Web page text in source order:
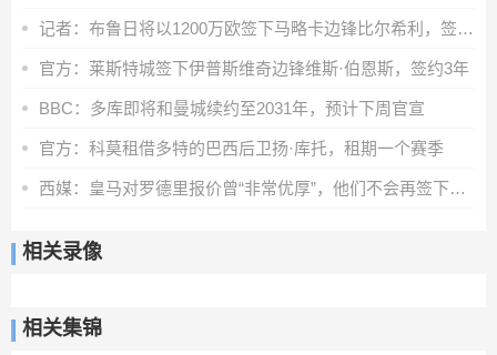
记者：布鲁日将以1200万欧签下马略卡边锋比尔希利，签约至2030年
官方：莱斯特城签下伊普斯维奇边锋维斯·伯恩斯，签约3年
BBC：多库即将和曼城续约至2031年，预计下周官宣
官方：科莫租借多特的巴西后卫扬·库托，租期一个赛季
西媒：皇马对罗德里报价曾“非常优厚”，他们不会再签下其他中场
相关录像
相关集锦